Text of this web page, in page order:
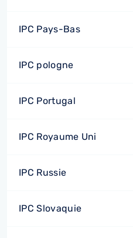
IPC Pays-Bas
IPC pologne
IPC Portugal
IPC Royaume Uni
IPC Russie
IPC Slovaquie